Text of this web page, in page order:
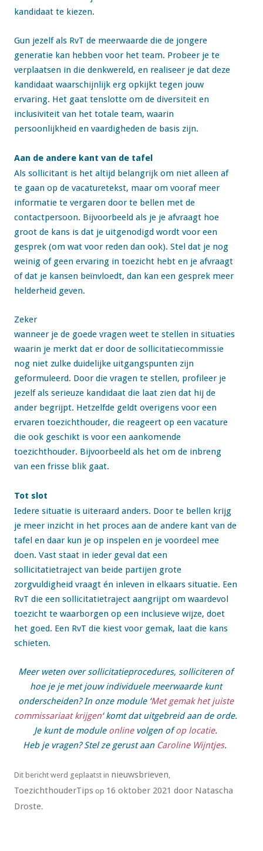
kandidaat te kiezen.
Gun jezelf als RvT de meerwaarde die de jongere
generatie kan hebben voor het team. Probeer je te
verplaatsen in die denkwereld, en realiseer je dat deze
kandidaat waarschijnlijk erg opkijkt tegen jouw
ervaring. Het gaat tenslotte om de diversiteit en
inclusiviteit van het totale team, waarin
persoonlijkheid en vaardigheden de basis zijn.
Aan de andere kant van de tafel
Als sollicitant is het altijd belangrijk om niet alleen af
te gaan op de vacaturetekst, maar om vooraf meer
informatie te vergaren door te bellen met de
contactpersoon. Bijvoorbeeld als je je afvraagt hoe
groot de kans is dat je uitgenodigd wordt voor een
gesprek (om wat voor reden dan ook). Stel dat je nog
weinig of geen ervaring in toezicht hebt en je afvraagt
of dat je kansen beïnvloedt, dan kan een gesprek meer
helderheid geven.
Zeker
wanneer je de goede vragen weet te stellen in situaties
waarin je merkt dat er door de sollicitatiecommissie
nog niet zulke duidelijke uitgangspunten zijn
geformuleerd. Door die vragen te stellen, profileer je
jezelf als serieuze kandidaat die laat zien dat hij de
ander begrijpt. Hetzelfde geldt overigens voor een
ervaren toezichthouder, die reageert op een vacature
die ook geschikt is voor een aankomende
toezichthouder. Bijvoorbeeld als het om de inbreng
van een frisse blik gaat.
Tot slot
Iedere situatie is uiteraard anders. Door te bellen krijg
je meer inzicht in het proces aan de andere kant van de
tafel en daar kun je op inspelen en je voordeel mee
doen. Vast staat in ieder geval dat een
sollicitatietraject van beide partijen grote
zorgvuldigheid vraagt én inleven in elkaars situatie. Een
RvT die een sollicitatietraject aangrijpt om waardevol
toezicht te waarborgen op een inclusieve wijze, doet
het goed. Een RvT die kiest voor gemak, laat die kans
schieten.
Meer weten over sollicitatieprocedures, solliciteren of
hoe je je met jouw individuele meerwaarde kunt
onderscheiden? In onze module ‘Met gemak het juiste
commissariaat krijgen‘ komt dat uitgebreid aan de orde.
Je kunt de module onlinevolgen ofop locatie.
Heb je vragen? Stel ze gerust aan Caroline Wijntjes.
Dit bericht werd geplaatst in nieuwsbrieven,
ToezichthouderTips op 16 oktober 2021 door Natascha
Droste.